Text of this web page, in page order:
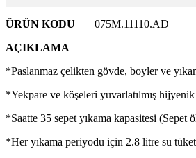
ÜRÜN KODU
075M.11110.AD
AÇIKLAMA
*Paslanmaz çelikten gövde, boyler ve
*Yekpare ve köşeleri yuvarlatılmış hijyenik
*Saatte 35 sepet yıkama kapasitesi (Sepet
*Her yıkama periyodu için 2.8 litre su